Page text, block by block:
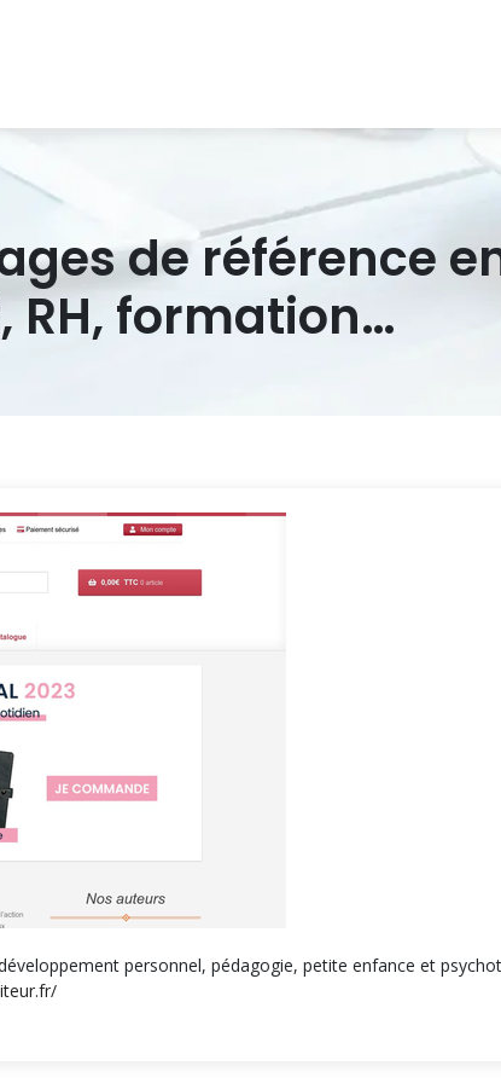
de référence
RH, formation…
personnel, pédagogie, petite enfance et